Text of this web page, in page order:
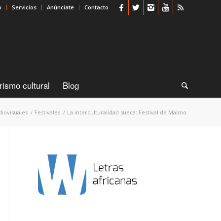
Servicios Anúnciate Contacto
cultural Blog
/ Festivales / La interculturalidad sueca: Festival de Malmo